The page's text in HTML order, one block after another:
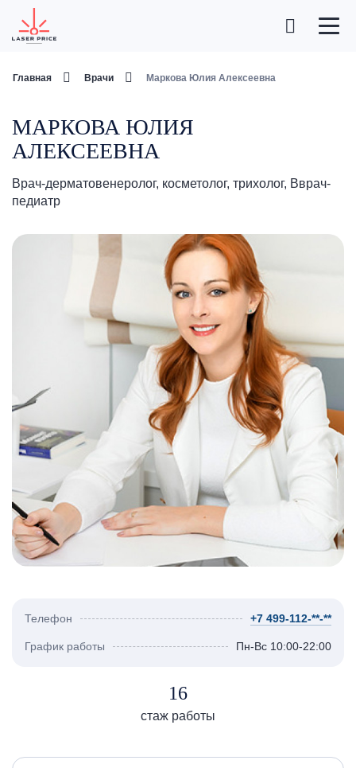
Главная Врачи Маркова Юлия Алексеевна
МАРКОВА ЮЛИЯ
АЛЕКСЕЕВНА
Врач-дерматовенеролог, косметолог, трихолог, Вврач-
педиатр
Телефон +7 499-112-**-**
График работы Пн-Вс 10:00-22:00
16
стаж работы